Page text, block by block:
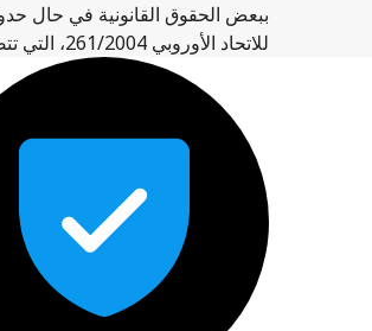
ببعض الحقوق القانونية في حال
للاتحاد الأوروبي 261/2004، التي تتضمن على سبيل المثال ما يأتي: